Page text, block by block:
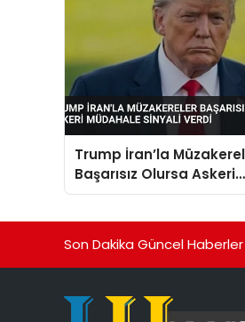
Trump İran’la
Başarısız Olursa Askeri
Müdahale Sinyali Verdi
Son Dakika Güncel